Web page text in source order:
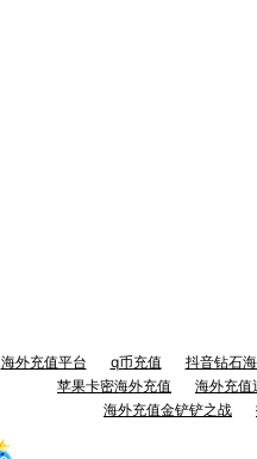
海外充值平台 q币充值 抖音钻石
苹果卡密海外充值
海外充值
海外充值金铲铲之战